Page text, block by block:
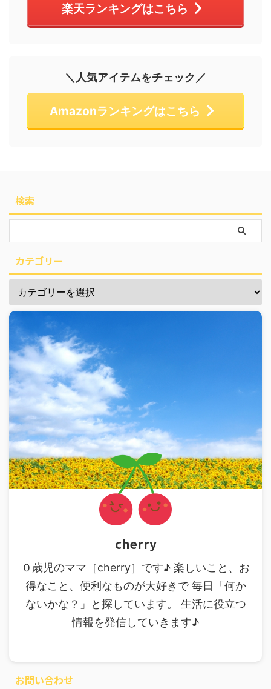
楽天ランキングはこちら
＼人気アイテムをチェック／
Amazonランキングはこちら
検索
カテゴリー
cherry
０歳児のママ［cherry］です♪ 楽しいこと、お
得なこと、便利なものが大好きで 毎日「何か
ないかな？」と探しています。 生活に役立つ
情報を発信していきます♪
お問い合わせ